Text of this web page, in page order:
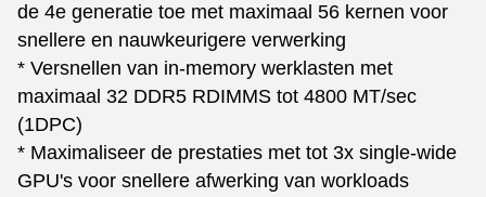
de 4e generatie toe met maximaal 56 kernen voor
snellere en nauwkeurigere verwerking
* Versnellen van in-memory werklasten met
maximaal 32 DDR5 RDIMMS tot 4800 MT/sec
(1DPC)
* Maximaliseer de prestaties met tot 3x single-wide
GPU's voor snellere afwerking van workloads